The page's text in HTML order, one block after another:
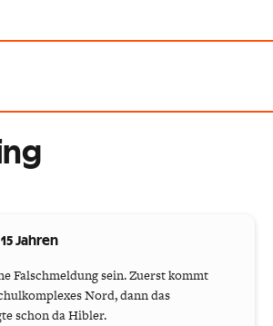
Jahren
Falschmeldung sein. Zuerst kommt
Nord, dann das
schon da Hibler.